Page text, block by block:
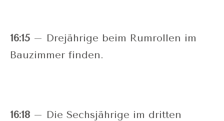
16:15 – Drejährige beim Rumrollen im
Bauzimmer finden.
16:18 – Die Sechsjährige im dritten